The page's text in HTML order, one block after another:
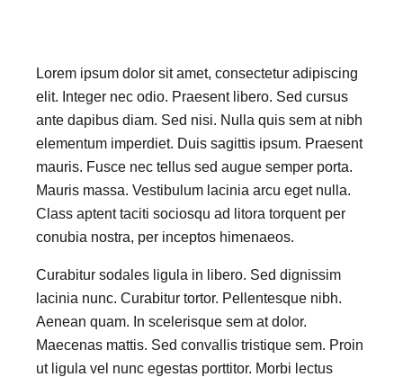
Lorem ipsum dolor sit amet, consectetur adipiscing
elit. Integer nec odio. Praesent libero. Sed cursus
ante dapibus diam. Sed nisi. Nulla quis sem at nibh
elementum imperdiet. Duis sagittis ipsum. Praesent
mauris. Fusce nec tellus sed augue semper porta.
Mauris massa. Vestibulum lacinia arcu eget nulla.
Class aptent taciti sociosqu ad litora torquent per
conubia nostra, per inceptos himenaeos.
Curabitur sodales ligula in libero. Sed dignissim
lacinia nunc. Curabitur tortor. Pellentesque nibh.
Aenean quam. In scelerisque sem at dolor.
Maecenas mattis. Sed convallis tristique sem. Proin
ut ligula vel nunc egestas porttitor. Morbi lectus